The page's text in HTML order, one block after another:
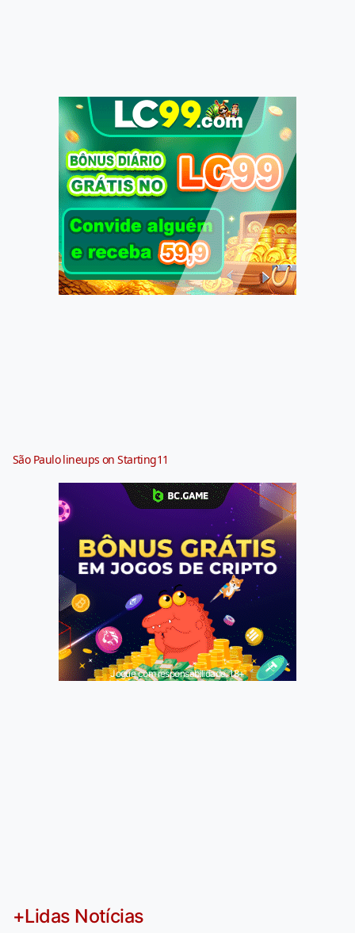
São Paulo lineups on Starting11
Jogue com responsabilidade. 18+
+Lidas Notícias